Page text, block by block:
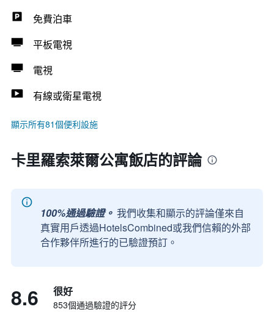
免費泊車
平板電視
電視
有線或衛星電視
顯示所有81個便利設施
卡里羅索萊爾公寓飯店的評論
100%通過驗證。 我們收集和顯示的評論僅來自
真實用戶透過HotelsCombined或我們信賴的外部
合作夥伴所進行的已驗證預訂。
8.6 很好
853個通過驗證的評分